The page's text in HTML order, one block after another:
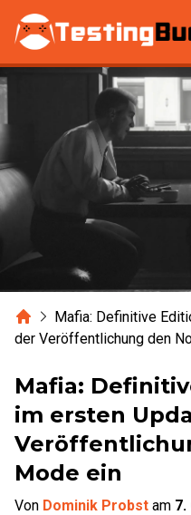
Zum Hauptinhalt springen
HomeMafia: Definitive
der Veröffentlichung den
Mafia:
im ersten
Mode ein
Von Dominik Probst am 7.